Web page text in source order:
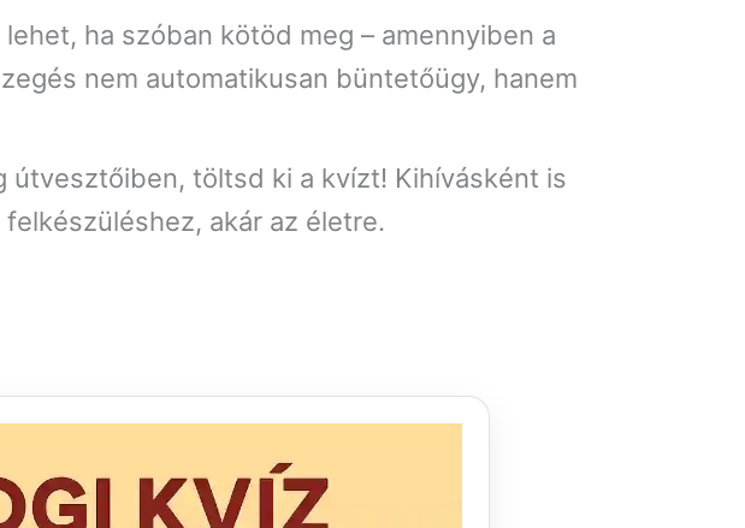
ha szóban kötöd meg – amennyiben a
nem automatikusan büntetőügy, hanem
útvesztőiben, töltsd ki a kvízt! Kihívásként is
akár az életre.